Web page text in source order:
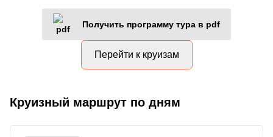
Получить программу тура в pdf
Перейти к круизам
Круизный маршрут по дням